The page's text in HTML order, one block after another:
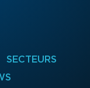
SECTEURS